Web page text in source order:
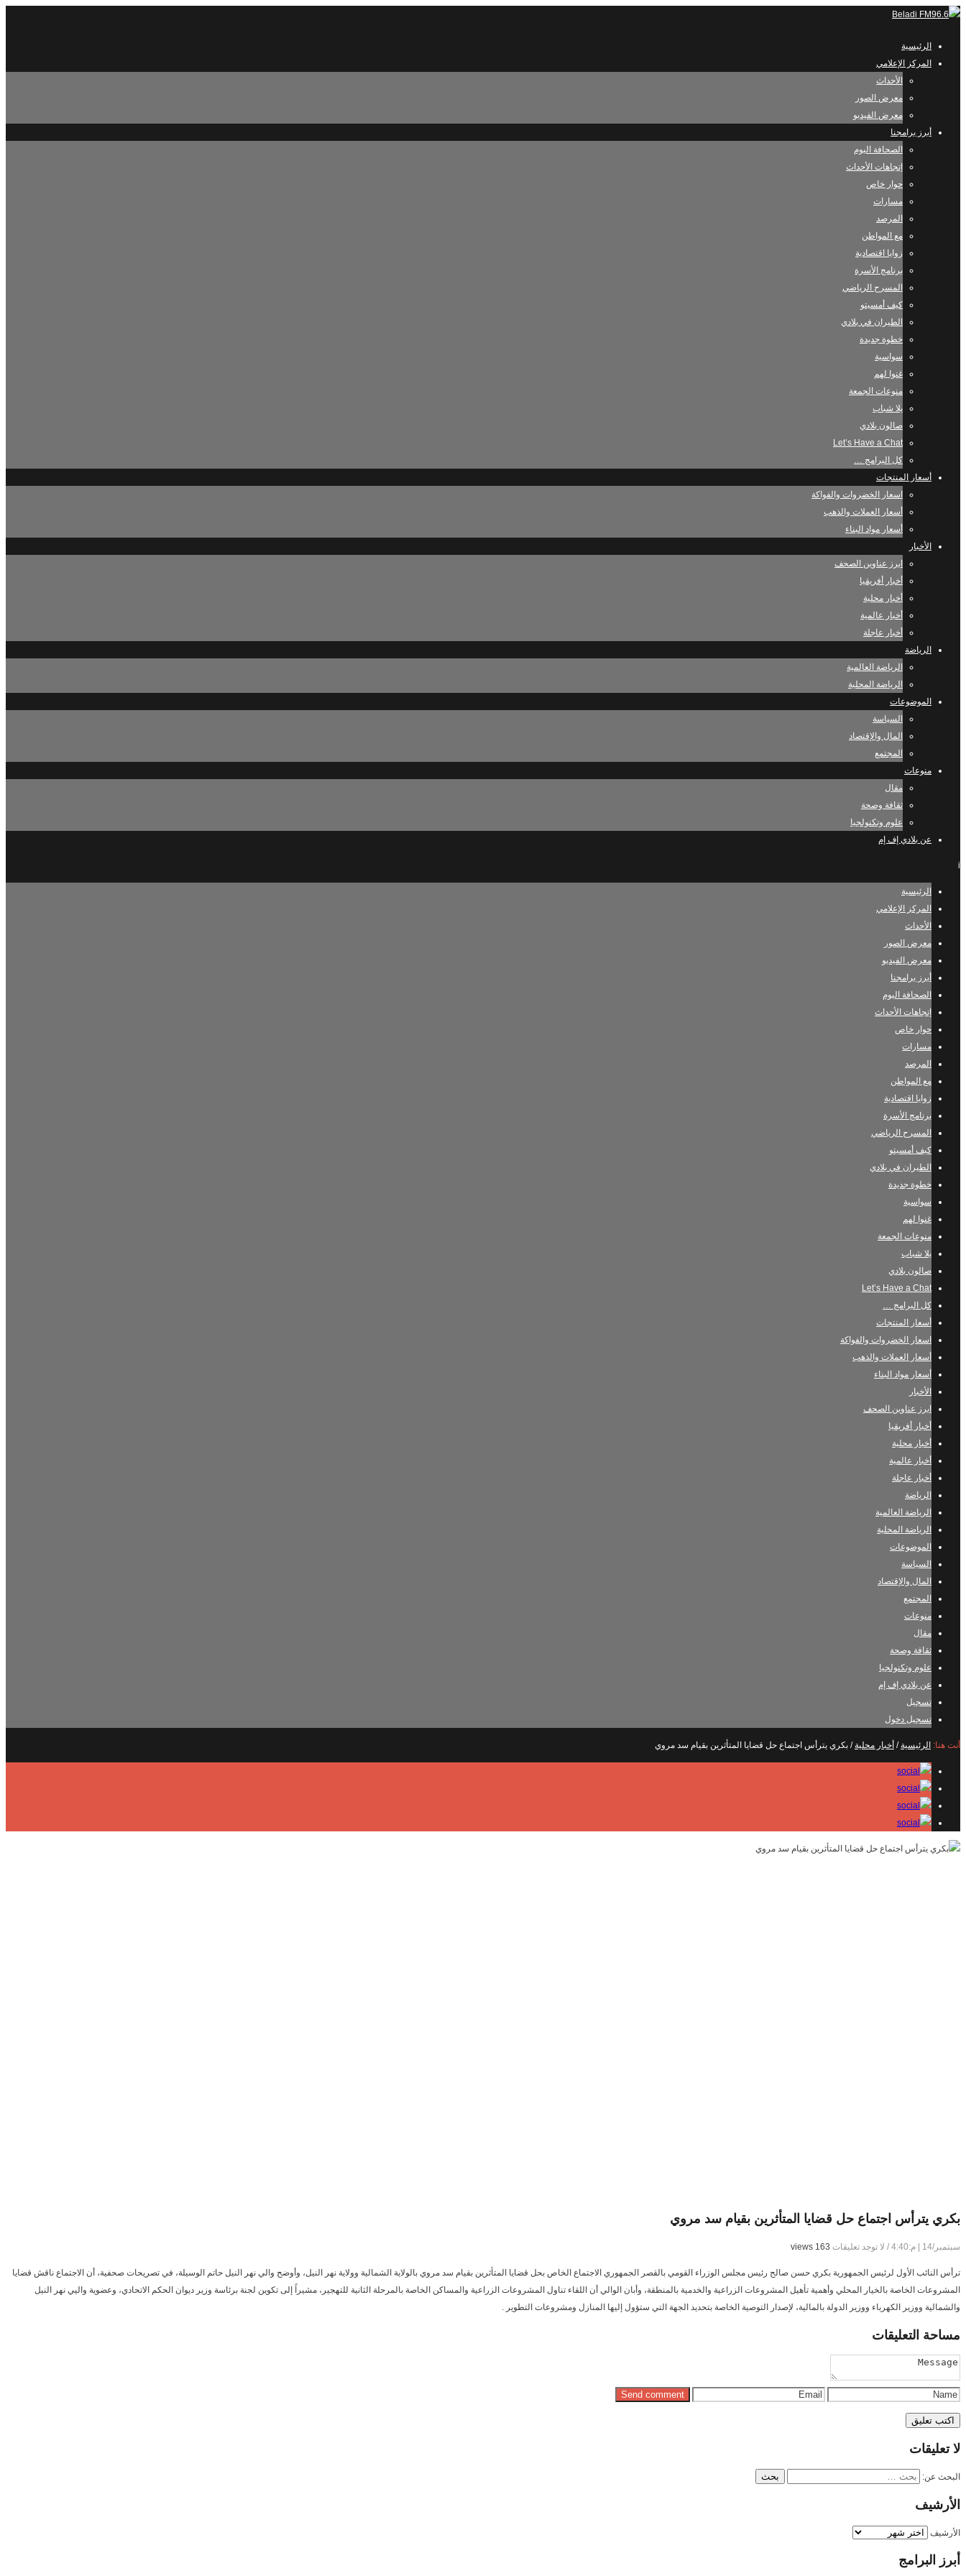
الرئيسية
المركز الإعلامي
الأحداث
معرض الصور
معرض الفيديو
أبرز برامجنا
الصحافة اليوم
إتجاهات الأحداث
حوار خاص
مسارات
المرصد
مع المواطن
زوايا اقتصادية
برنامج الأسرة
المسرح الرياضي
كيف أمسيتو
الطيران في بلادي
خطوة جديدة
سواسية
غنوا لهم
منوعات الجمعة
يلا شباب
صالون بلادي
Let’s Have a Chat
كل البرامج …
أسعار المنتجات
اسعار الخضروات والفواكة
أسعار العملات والذهب
أسعار مواد البناء
الأخبار
ابرز عناوين الصحف
أخبار أفريقيا
أخبار محلية
أخبار عالمية
أخبار عاجلة
الرياضة
الرياضة العالمية
الرياضة المحلية
الموضوعات
السياسة
المال والإقتصاد
المجتمع
منوعات
مقال
ثقافة وصحة
علوم وتكنولجيا
عن بلادي إف إم
i
الرئيسية
المركز الإعلامي
الأحداث
معرض الصور
معرض الفيديو
أبرز برامجنا
الصحافة اليوم
إتجاهات الأحداث
حوار خاص
مسارات
المرصد
مع المواطن
زوايا اقتصادية
برنامج الأسرة
المسرح الرياضي
كيف أمسيتو
الطيران في بلادي
خطوة جديدة
سواسية
غنوا لهم
منوعات الجمعة
يلا شباب
صالون بلادي
Let’s Have a Chat
كل البرامج …
أسعار المنتجات
اسعار الخضروات والفواكة
أسعار العملات والذهب
أسعار مواد البناء
الأخبار
ابرز عناوين الصحف
أخبار أفريقيا
أخبار محلية
أخبار عالمية
أخبار عاجلة
الرياضة
الرياضة العالمية
الرياضة المحلية
الموضوعات
السياسة
المال والإقتصاد
المجتمع
منوعات
مقال
ثقافة وصحة
علوم وتكنولجيا
عن بلادي إف إم
تسجيل
تسجيل دخول
أنت هنا: الرئيسية / أخبار محلية / بكري يترأس اجتماع حل قضايا المتأثرين بقيام سد مروي
بكري يترأس اجتماع حل قضايا المتأثرين بقيام سد مروي
سبتمبر/14 | م:4:40 / لا توجد تعليقات 163 views
ترأس النائب الأول لرئيس الجمهورية بكري حسن صالح رئيس مجلس الوزراء القومي بالقصر الجمهوري الاجتماع الخاص بحل قضايا المتأثرين بقيام سد مروي بالولاية الشمالية وولاية نهر النيل، وأوضح والي نهر النيل حاتم الوسيلة، في تصريحات صحفية، أن الاجتماع ناقش قضايا
المشروعات الخاصة بالخيار المحلي وأهمية تأهيل المشروعات الزراعية والخدمية بالمنطقة، وأبان الوالي أن اللقاء تناول المشروعات الزراعية والمساكن الخاصة بالمرحلة الثانية للتهجير، مشيراً إلى تكوين لجنة برئاسة وزير ديوان الحكم الاتحادي، وعضوية واليي نهر النيل
والشمالية ووزير الكهرباء ووزير الدولة بالمالية، لإصدار التوصية الخاصة بتحديد الجهة التي ستؤول إليها المنازل ومشروعات التطوير .
مساحة التعليقات
لاتعليقات
البحث عن:
الأرشيف
الأرشيف
أبرز البرامج